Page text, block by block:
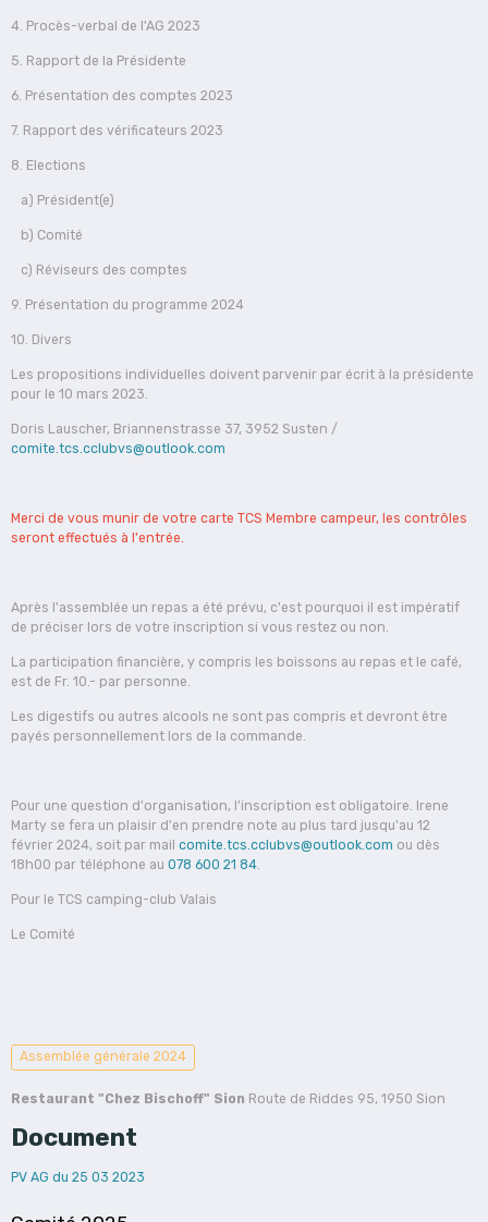
4. Procès-verbal de l'AG 2023
5. Rapport de la Présidente
6. Présentation des comptes 2023
7. Rapport des vérificateurs 2023
8. Elections
a) Président(e)
b) Comité
c) Réviseurs des comptes
9. Présentation du programme 2024
10. Divers
Les propositions individuelles doivent parvenir par écrit à la présidente
pour le 10 mars 2023.
Doris Lauscher, Briannenstrasse 37, 3952 Susten /
comite.tcs.cclubvs@outlook.com
Merci de vous munir de votre carte TCS Membre campeur, les contrôles
seront effectués à l'entrée.
Après l'assemblée un repas a été prévu, c'est pourquoi il est impératif
de préciser lors de votre inscription si vous restez ou non.
La participation financière, y compris les boissons au repas et le café,
est de Fr. 10.- par personne.
Les digestifs ou autres alcools ne sont pas compris et devront être
payés personnellement lors de la commande.
Pour une question d'organisation, l'inscription est obligatoire. Irene
Marty se fera un plaisir d'en prendre note au plus tard jusqu'au 12
février 2024, soit par mail comite.tcs.cclubvs@outlook.com ou dès
18h00 par téléphone au 078 600 21 84.
Pour le TCS camping-club Valais
Le Comité
Assemblée générale 2024
Restaurant "Chez Bischoff" Sion Route de Riddes 95, 1950 Sion
Document
PV AG du 25 03 2023